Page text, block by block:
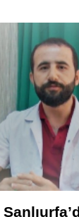
YAZAR
İkliminin
Nur
Süreci ve